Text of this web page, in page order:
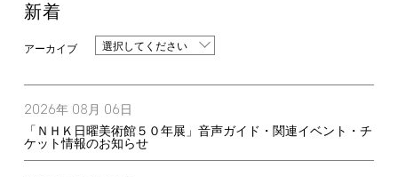
新着
選択してください
2026年 08月 06 日
「ＮＨＫ日曜美術館５０年展」音声ガイド・関連イベント・チ
ケット情報のお知らせ